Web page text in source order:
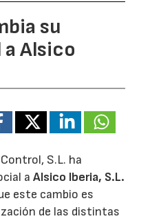
su
Alsico
S.L. ha
aAlsico Iberia, S.L.
este cambio es
de las distintas